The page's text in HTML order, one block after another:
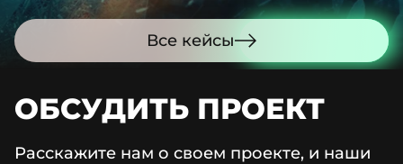
Все кейсы
ОБСУДИТЬ ПРОЕКТ
Расскажите нам о своем проекте, и наши